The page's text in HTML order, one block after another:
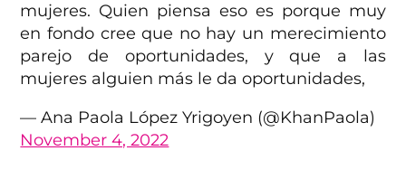
mujeres. Quien piensa eso es porque muy
en fondo cree que no hay un merecimiento
parejo de oportunidades, y que a las
mujeres alguien más le da oportunidades,
— Ana Paola López Yrigoyen (@KhanPaola)
November 4, 2022